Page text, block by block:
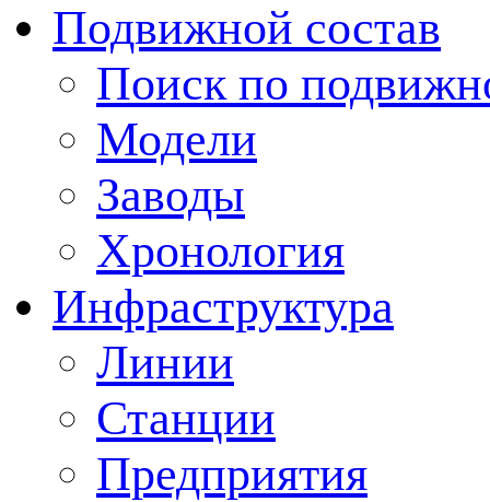
Подвижной состав
Поиск по
Модели
Заводы
Хронология
Инфраструктура
Линии
Станции
Предприятия